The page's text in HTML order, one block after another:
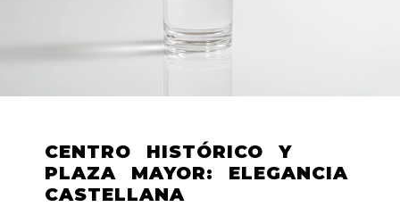
CENTRO HISTÓRICO Y
PLAZA MAYOR: ELEGANCIA
CASTELLANA